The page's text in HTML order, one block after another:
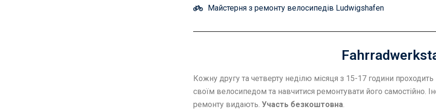
Майстерня з ремонту велосипедів Ludwigshafen
Кожну другу та четверту неділю місяця з 15-17 години
своїм велосипедом та навчитися ремонтувати його самостійно.
ремонту видають. Участь безкоштовна.